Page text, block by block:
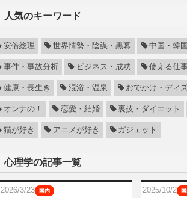
人気のキーワード
安倍総理 世界情勢・陰謀・黒幕 中国・韓
事件・事故分析 ビジネス・成功 使える仕
健康・長生き 混浴・温泉 おでかけ・ディ
オンナの！ 恋愛・結婚 裏技・ダイエット
猫が好き アニメが好き ガジェット
心理学の記事一覧
2026/3/23 国内 2025/10/2